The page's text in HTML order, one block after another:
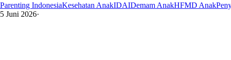
Parenting IndonesiaKesehatan AnakIDAIDemam AnakHFMD Anak
5 Juni 2026·